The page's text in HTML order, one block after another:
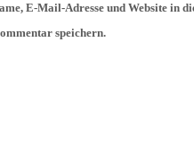
E-Mail-Adresse und Website in
speichern.